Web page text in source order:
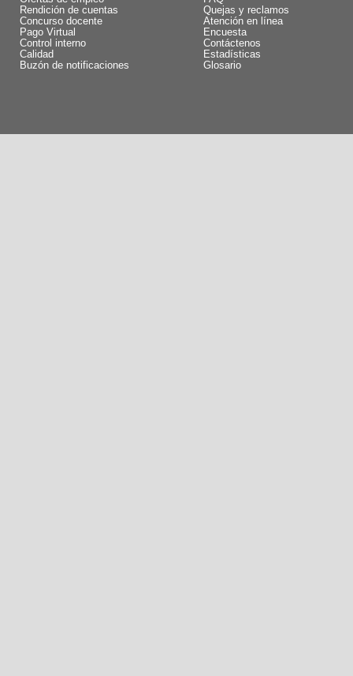
Rendición de cuentas
Concurso docente
Pago Virtual
Control interno
Calidad
Buzón de notificaciones
Quejas y reclamos
Atención en línea
Encuesta
Contáctenos
Estadísticas
Glosario